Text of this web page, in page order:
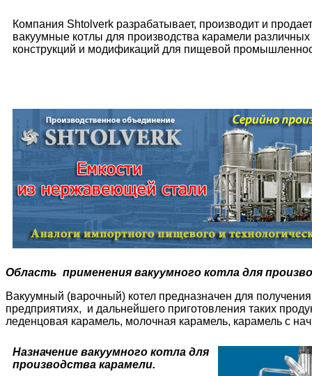
Компания Shtolverk разрабатывает, производит и продает
вакуумные котлы для производства карамели различных
конструкций и модификаций для пищевой
Область применения вакуумного котла для
Вакуумный (варочный) котел предназначен для
предприятиях, и дальнейшего приготовления таких
леденцовая карамель, молочная карамель, карамель с
Назначение вакуумного котла для
производства карамели.